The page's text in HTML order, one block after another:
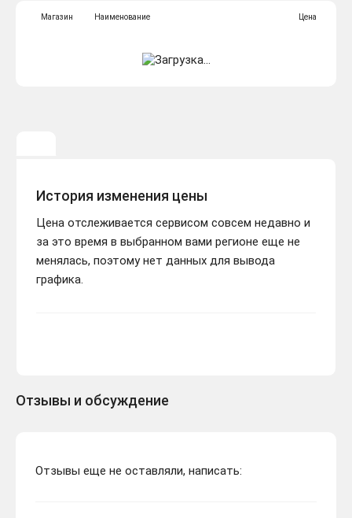
Магазин Наименование Цена
История изменения цены
Цена отслеживается сервисом совсем недавно и
за это время в выбранном вами регионе еще не
менялась, поэтому нет данных для вывода
графика.
Отзывы и обсуждение
Отзывы еще не оставляли, написать: